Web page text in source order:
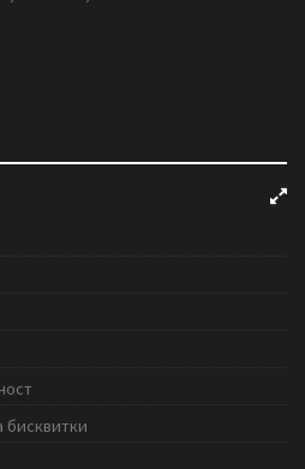
бисквитки